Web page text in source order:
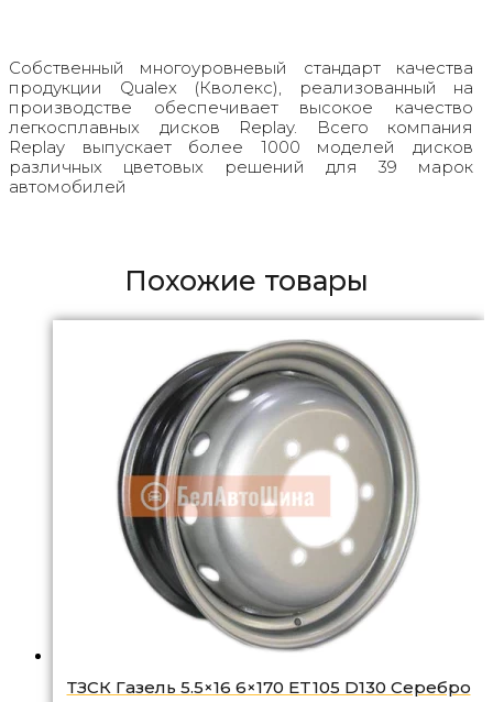
Собственный многоуровневый стандарт качества
продукции Qualex (Кволекс), реализованный на
производстве обеспечивает высокое качество
легкосплавных дисков Replay. Всего компания
Replay выпускает более 1000 моделей дисков
различных цветовых решений для 39 марок
автомобилей
Похожие товары
ТЗСК Газель 5.5×16 6×170 ET105 D130 Серебро